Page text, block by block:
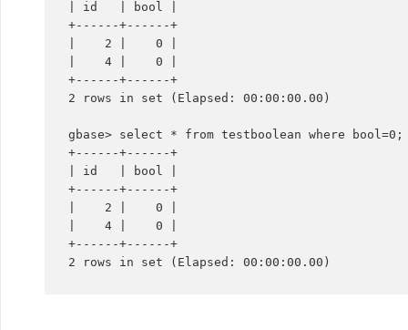
| id   | bool |
+------+------+
|    2 |    0 |
|    4 |    0 |
+------+------+
2 rows in set (Elapsed: 00:00:00.00)
gbase> select * from testboolean where bool=0;
+------+------+
| id   | bool |
+------+------+
|    2 |    0 |
|    4 |    0 |
+------+------+